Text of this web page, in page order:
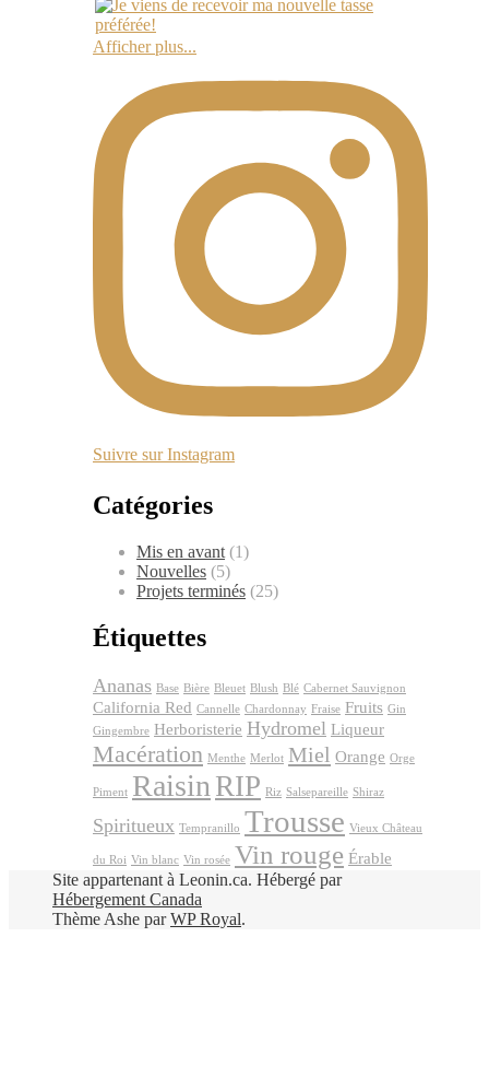
Afficher plus...
Suivre sur Instagram
Catégories
Mis en avant (1)
Nouvelles (5)
Projets terminés (25)
Étiquettes
Ananas Base Bière Bleuet Blush Blé Cabernet Sauvignon
California Red Cannelle Chardonnay Fraise Fruits Gin
Gingembre Herboristerie Hydromel Liqueur
Macération Menthe Merlot Miel Orange Orge
Piment Raisin RIP Riz Salsepareille Shiraz
Spiritueux Tempranillo Trousse Vieux Château
du Roi Vin blanc Vin rosée Vin rouge Érable
Site appartenant à Leonin.ca. Hébergé par
Hébergement Canada
Thème Ashe parWP Royal.